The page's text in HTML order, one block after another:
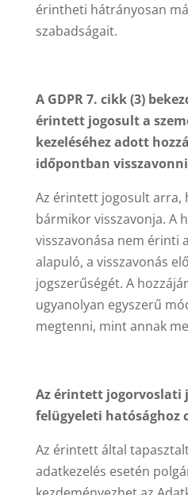
érintheti hátrányosan
szabadságait.
A GDPR 7. cikk (3)
érintett jogosult a
kezeléséhez adott
időpontban
Az érintett jogosult arra,
bármikor visszavonja. A
visszavonása nem érinti
alapuló, a visszavonás
jogszerűségét. A
ugyanolyan egyszerű
megtenni, mint annak
Az érintett jogorvoslati
felügyeleti hatósághoz
Az érintett által
adatkezelés esetén